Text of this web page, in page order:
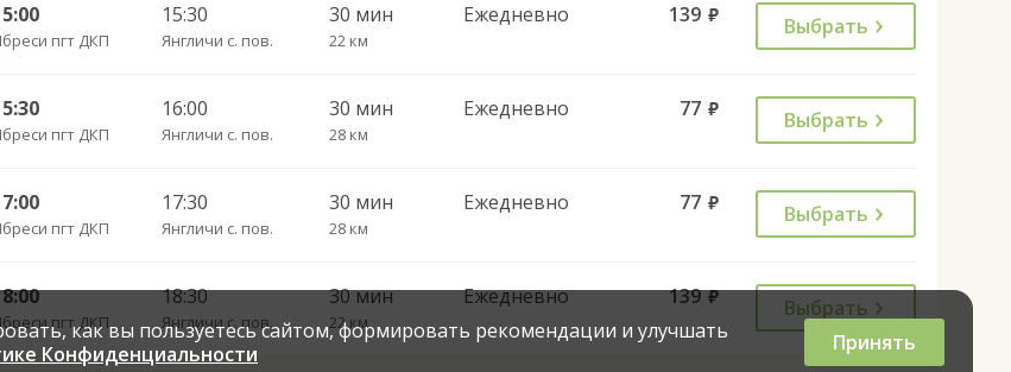
пгт ДКП
15:30
Янгличи с. пов.
30 мин
22 км
Ежедневно 139 руб. Выбрать
пгт ДКП
16:00
Янгличи с. пов.
30 мин
28 км
Ежедневно 77 руб. Выбрать
пгт ДКП
17:30
Янгличи с. пов.
30 мин
28 км
Ежедневно 77 руб. Выбрать
пгт ДКП
18:30
Янгличи с. пов.
30 мин
22 км
Ежедневно 139 руб.
Выбрать
как вы пользуетесь сайтом, формировать рекомендации и улучшать
Конфиденциальности Принять